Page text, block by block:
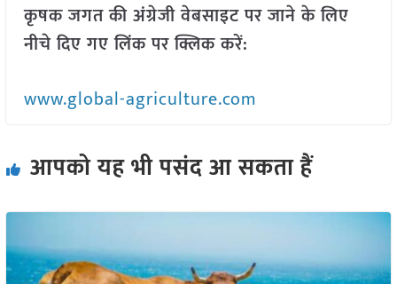
कृषक जगत की अंग्रेजी वेबसाइट पर जाने के लिए
नीचे दिए गए लिंक पर क्लिक करें:
www.global-agriculture.com
आपको यह भी पसंद आ सकता हैं